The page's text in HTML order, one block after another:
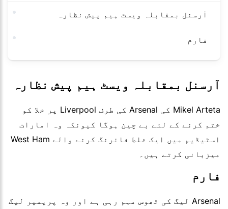
آرسنل بمقابلہ ویسٹ ہیم پیش نظارہ
فارم
آرسنل بمقابلہ ویسٹ ہیم پیش نظارہ
Mikel Arteta کی Arsenal کی طرف Liverpool پر خلا کو
ختم کرنے کے لئے بے چین ہوگا کیونکہ وہ امارات
اسٹیڈیم میں ایک غلط فائرنگ کرنے والے West Ham
میزبانی کرتے ہیں۔
فارم
Arsenal لیگ کی ٹھوس مہم رہی ہے اور وہ پریمیر لیگ